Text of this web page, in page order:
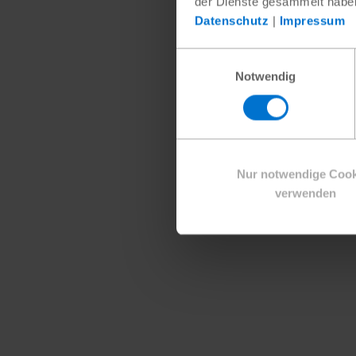
Datenschutz | Impressum
Notwendig
Nur notwendige
verwenden